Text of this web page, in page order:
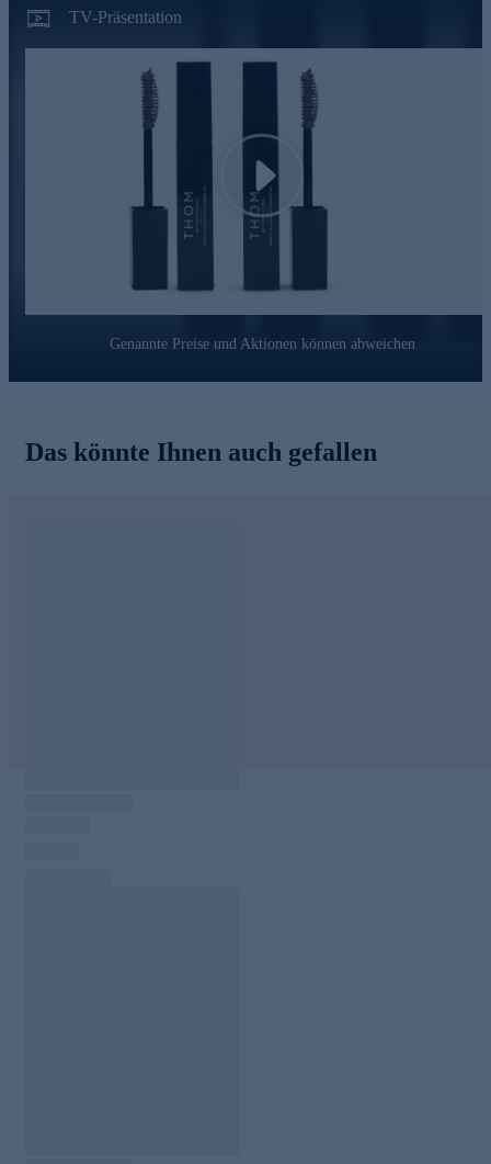
Biotinschützt Haut und Haare vor Umwelteinflüssen und
kann die Elastizität der Augenbrauenhaare erhöhen.
Kreieren Sie Ihre perfekte Augenbrauen-Silhouette – für
einen ausdrucksstarken Look. Gleich online bestellen.
TV-Präsentation
Play
Genannte Preise und Aktionen können abweichen
Das könnte Ihnen auch gefallen